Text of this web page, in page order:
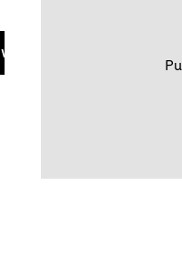
Djokovic